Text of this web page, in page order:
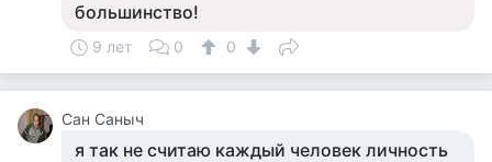
большинство!
9 лет 0 0
Сан Саныч
я так не считаю каждый человек личность